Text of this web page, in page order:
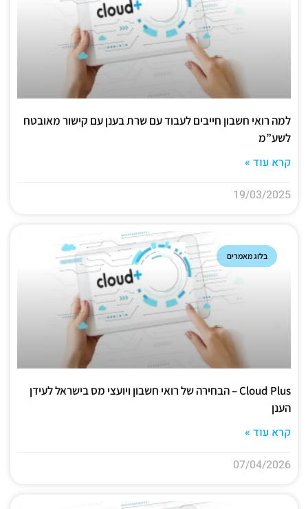
למה רואי חשבון חייבים לעבוד עם שרת בענן עם קישור מאובטח
לשע”מ
קרא עוד »
19/03/2025
בלוג מאמרים
Cloud Plus – הבחירה של רואי חשבון ויועצי מס בישראל לעידן
הענן
קרא עוד »
07/04/2026